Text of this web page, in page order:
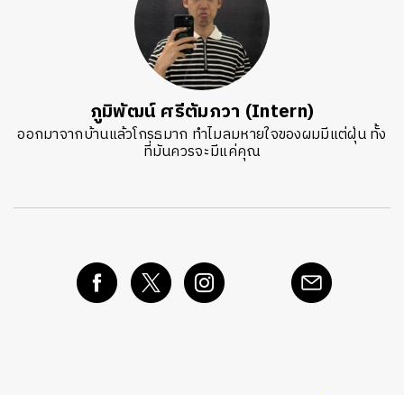
ภูมิพัฒน์ ศรีตัมภวา (Intern)
ออกมาจากบ้านแล้วโกรธมาก ทำไมลมหายใจของผมมีแต่ฝุ่น ทั้ง
ที่มันควรจะมีแค่คุณ